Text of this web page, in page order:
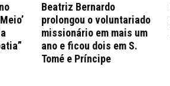
Beatriz Bernardo
prolongou o voluntariado
missionário em mais um
ano e ficou dois em S.
Tomé e Príncipe